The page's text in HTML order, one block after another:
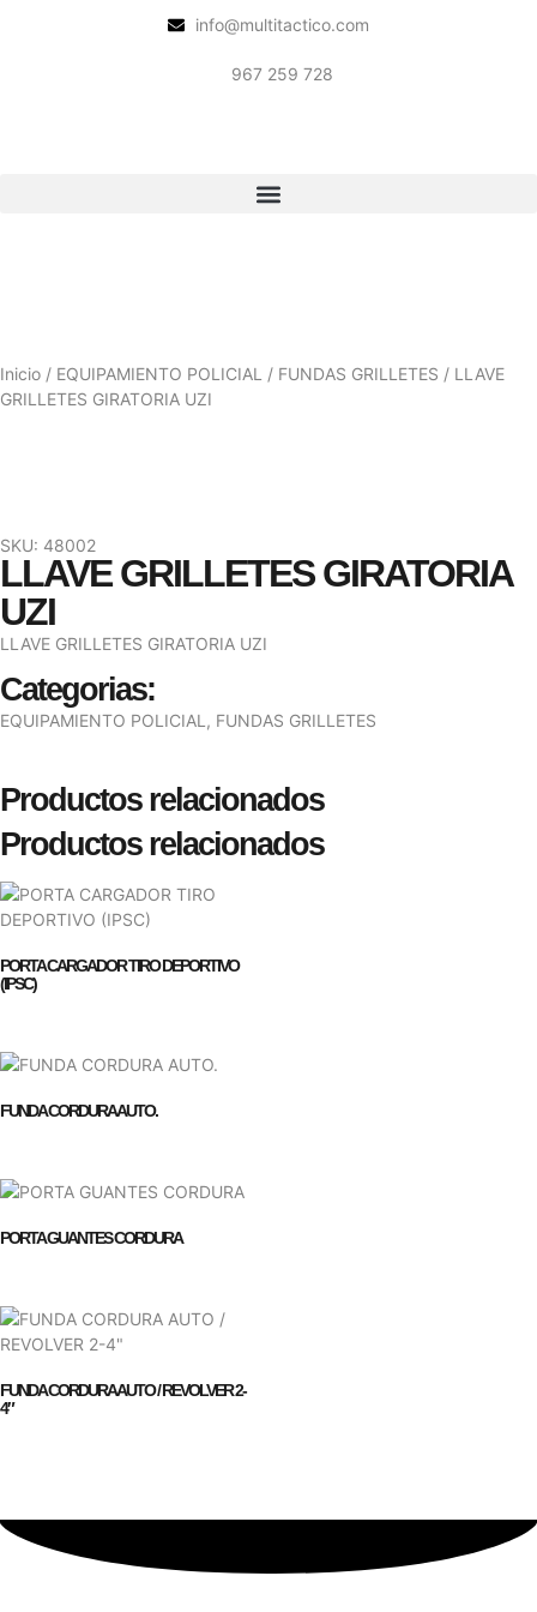
info@multitactico.com
967 259 728
Inicio / EQUIPAMIENTO POLICIAL / FUNDAS GRILLETES / LLAVE
GRILLETES GIRATORIA UZI
SKU: 48002
LLAVE GRILLETES GIRATORIA
UZI
LLAVE GRILLETES GIRATORIA UZI
Categorias:
EQUIPAMIENTO POLICIAL , FUNDAS GRILLETES
Productos relacionados
Productos relacionados
PORTA CARGADOR TIRO DEPORTIVO
(IPSC)
FUNDA CORDURA AUTO.
PORTA GUANTES CORDURA
FUNDA CORDURA AUTO / REVOLVER 2-
4″